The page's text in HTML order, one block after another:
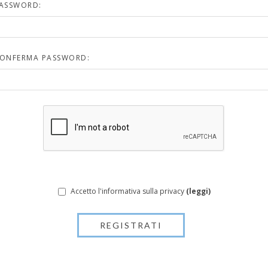
PASSWORD:
Accetto l'informativa sulla privacy (leggi)